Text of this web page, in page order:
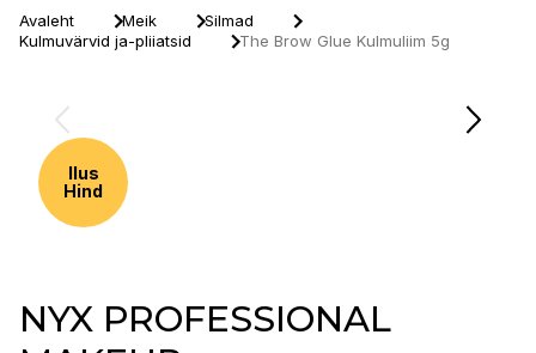
Otse sisu juurde
Avaleht Meik
Silmad
Kulmuvärvid ja-pliiatsid
The Brow Glue Kulmuliim 5g
Ilus
Hind
NYX PROFESSIONAL